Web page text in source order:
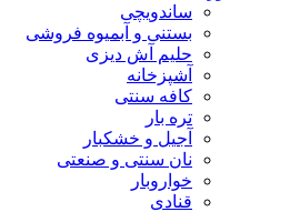
ساندویچی
بستنی و آبمیوه فروشی
حلیم آش دیزی
آشپزخانه
کافه سنتی
تره بار
آجیل و خشکبار
نان سنتی و صنعتی
خواروبار
قنادی